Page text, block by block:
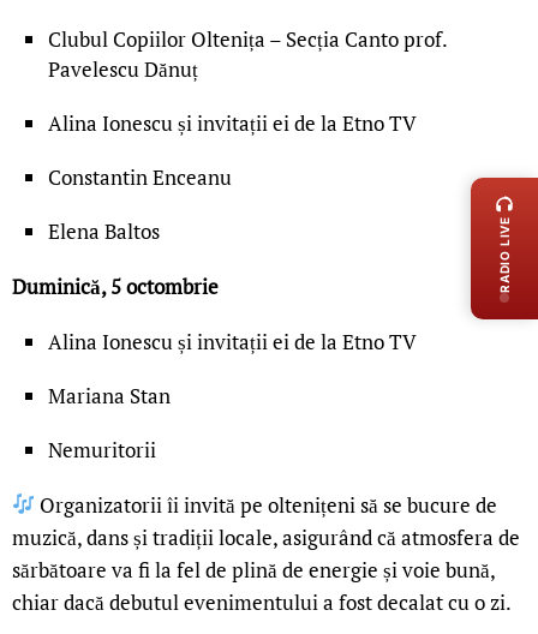
Clubul Copiilor Oltenița – Secția Canto prof.
Pavelescu Dănuț
Alina Ionescu și invitații ei de la Etno TV
Constantin Enceanu
Elena Baltos
Duminică, 5 octombrie
Alina Ionescu și invitații ei de la Etno TV
Mariana Stan
Nemuritorii
Organizatorii îi invită pe oltenițeni să se bucure de
muzică, dans și tradiții locale, asigurând că atmosfera de
sărbătoare va fi la fel de plină de energie și voie bună,
chiar dacă debutul evenimentului a fost decalat cu o zi.
RADIO LIVE